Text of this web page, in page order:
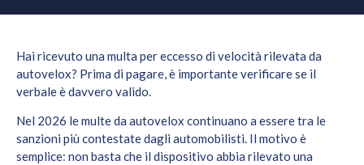
Hai ricevuto una multa per eccesso di velocità rilevata da
autovelox? Prima di pagare, è importante verificare se il
verbale è davvero valido.
Nel 2026 le multe da autovelox continuano a essere tra le
sanzioni più contestate dagli automobilisti. Il motivo è
semplice: non basta che il dispositivo abbia rilevato una